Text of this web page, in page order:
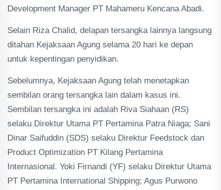
Development Manager PT Mahameru Kencana Abadi.
Selain Riza Chalid, delapan tersangka lainnya langsung
ditahan Kejaksaan Agung selama 20 hari ke depan
untuk kepentingan penyidikan.
Sebelumnya, Kejaksaan Agung telah menetapkan
sembilan orang tersangka lain dalam kasus ini.
Sembilan tersangka ini adalah Riva Siahaan (RS)
selaku Direktur Utama PT Pertamina Patra Niaga; Sani
Dinar Saifuddin (SDS) selaku Direktur Feedstock dan
Product Optimization PT Kilang Pertamina
Internasional. Yoki Firnandi (YF) selaku Direktur Utama
PT Pertamina International Shipping; Agus Purwono